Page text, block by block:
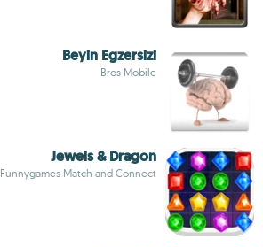
Beyin Egzersizi
Bros Mobile
Jewels & Dragon
Funnygames Match and Connect